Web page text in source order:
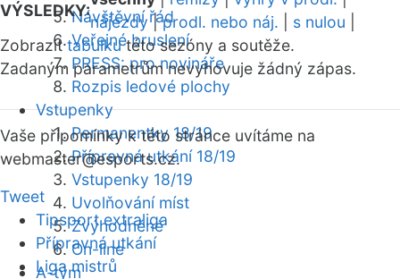
Návštěvní řád
Veřejné bruslení
PRESS: pro novináře
Rozpis ledové plochy
Vstupenky
Permanentky 18/19
Přípravná utkání 18/19
Vstupenky 18/19
Uvolňování míst
Zvýhodněné
On-line
A-tým
VÝSLEDKY:
nájezdy|prodl. nebo náj. s nulou
Zobrazittabulkutéto sezóny a soutěže.
Zadaným parametrům nevyhovuje žádný zápas.
Vaše připomínky k této stránce uvítáme na
webmaster@esports.cz.
Tweet
Tipsport extraliga
Přípravná utkání
Liga mistrů